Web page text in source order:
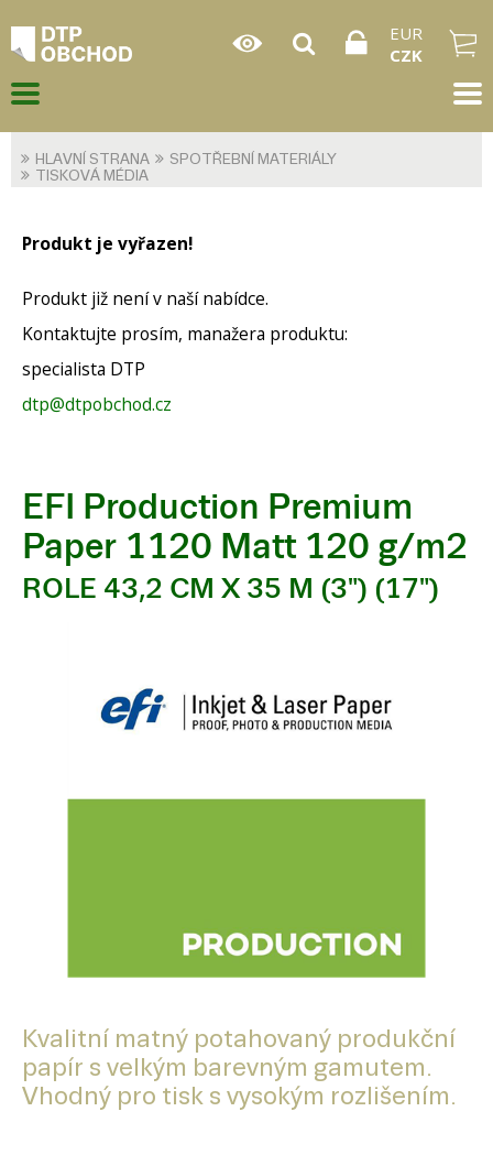
EUR
CZK
HLAVNÍ STRANA
SPOTŘEBNÍ MATERIÁLY
TISKOVÁ MÉDIA
Produkt je vyřazen!
Produkt již není v naší nabídce.
Kontaktujte prosím, manažera produktu:
specialista DTP
dtp@dtpobchod.cz
EFI Production Premium
Paper 1120 Matt 120 g/m2
ROLE 43,2 CM X 35 M (3") (17")
Kvalitní matný potahovaný produkční
papír s velkým barevným gamutem.
Vhodný pro tisk s vysokým rozlišením.